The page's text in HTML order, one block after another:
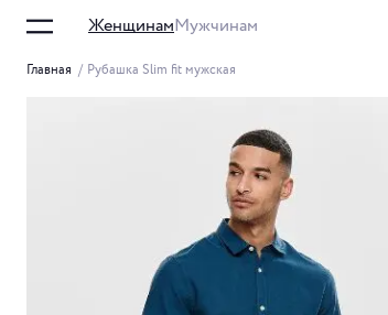
ЖенщинамМужчинам
Главная / Рубашка Slim fit мужская